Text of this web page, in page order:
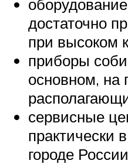
достаточно
при высоком
приборы
основном, на
сервисные
практически
городе